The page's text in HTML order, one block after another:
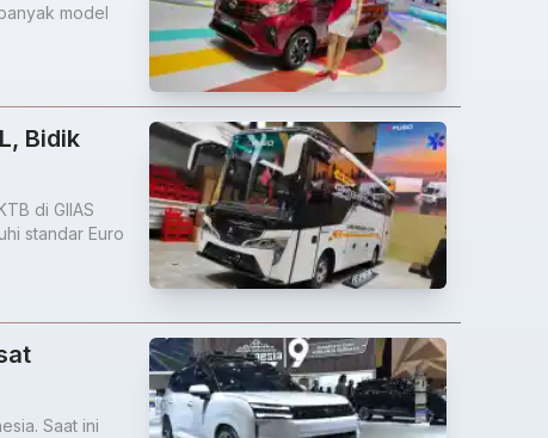
model
Bidik
di GIIAS
standar Euro
Saat ini